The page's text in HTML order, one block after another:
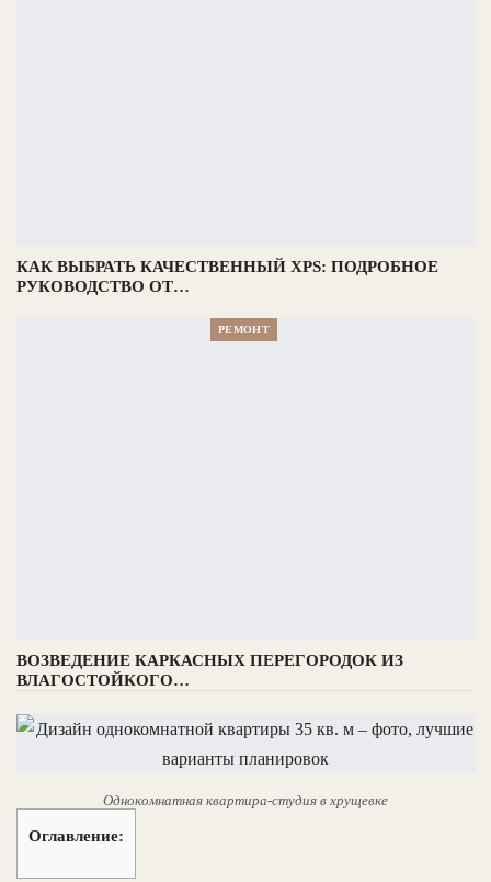
КАК ВЫБРАТЬ КАЧЕСТВЕННЫЙ XPS: ПОДРОБНОЕ
РУКОВОДСТВО ОТ…
РЕМОНТ
ВОЗВЕДЕНИЕ КАРКАСНЫХ ПЕРЕГОРОДОК ИЗ
ВЛАГОСТОЙКОГО…
Однокомнатная квартира-студия в хрущевке
Оглавление: